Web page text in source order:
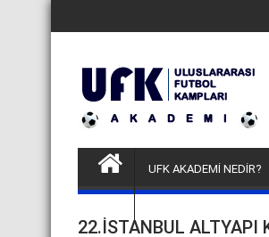
UFK AKADEMİ NEDİR?
22.İSTANBUL ALTYAPI